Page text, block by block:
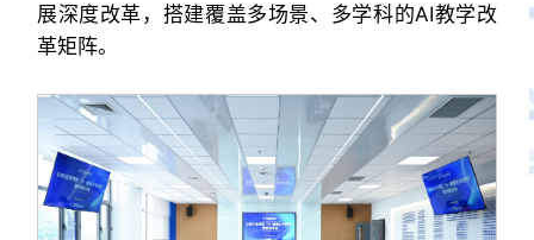
展深度改革，搭建覆盖多场景、多学科的AI教学改
革矩阵。